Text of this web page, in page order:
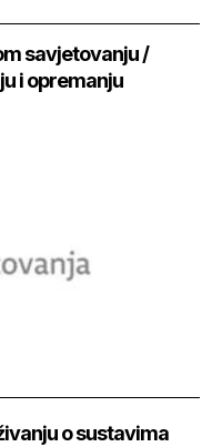
savjetovanju /
i opremanju
o sustavima